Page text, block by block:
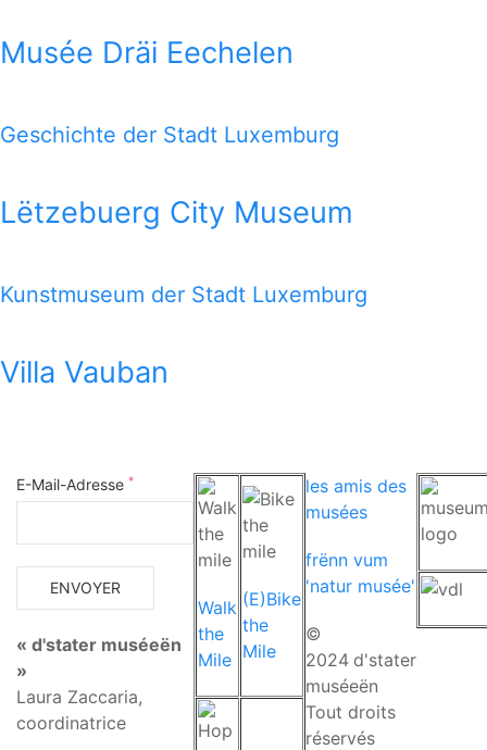
Musée Dräi Eechelen
Geschichte der Stadt Luxemburg
Lëtzebuerg City Museum
Kunstmuseum der Stadt Luxemburg
Villa Vauban
E-Mail-Adresse *
« d'stater muséeën
»
Laura Zaccaria,
coordinatrice
Walk
the
Mile
(E)Bike
the
Mile
les amis des
musées
frënn vum
'natur musée'
©
2024 d'stater
muséeën
Tout droits
réservés